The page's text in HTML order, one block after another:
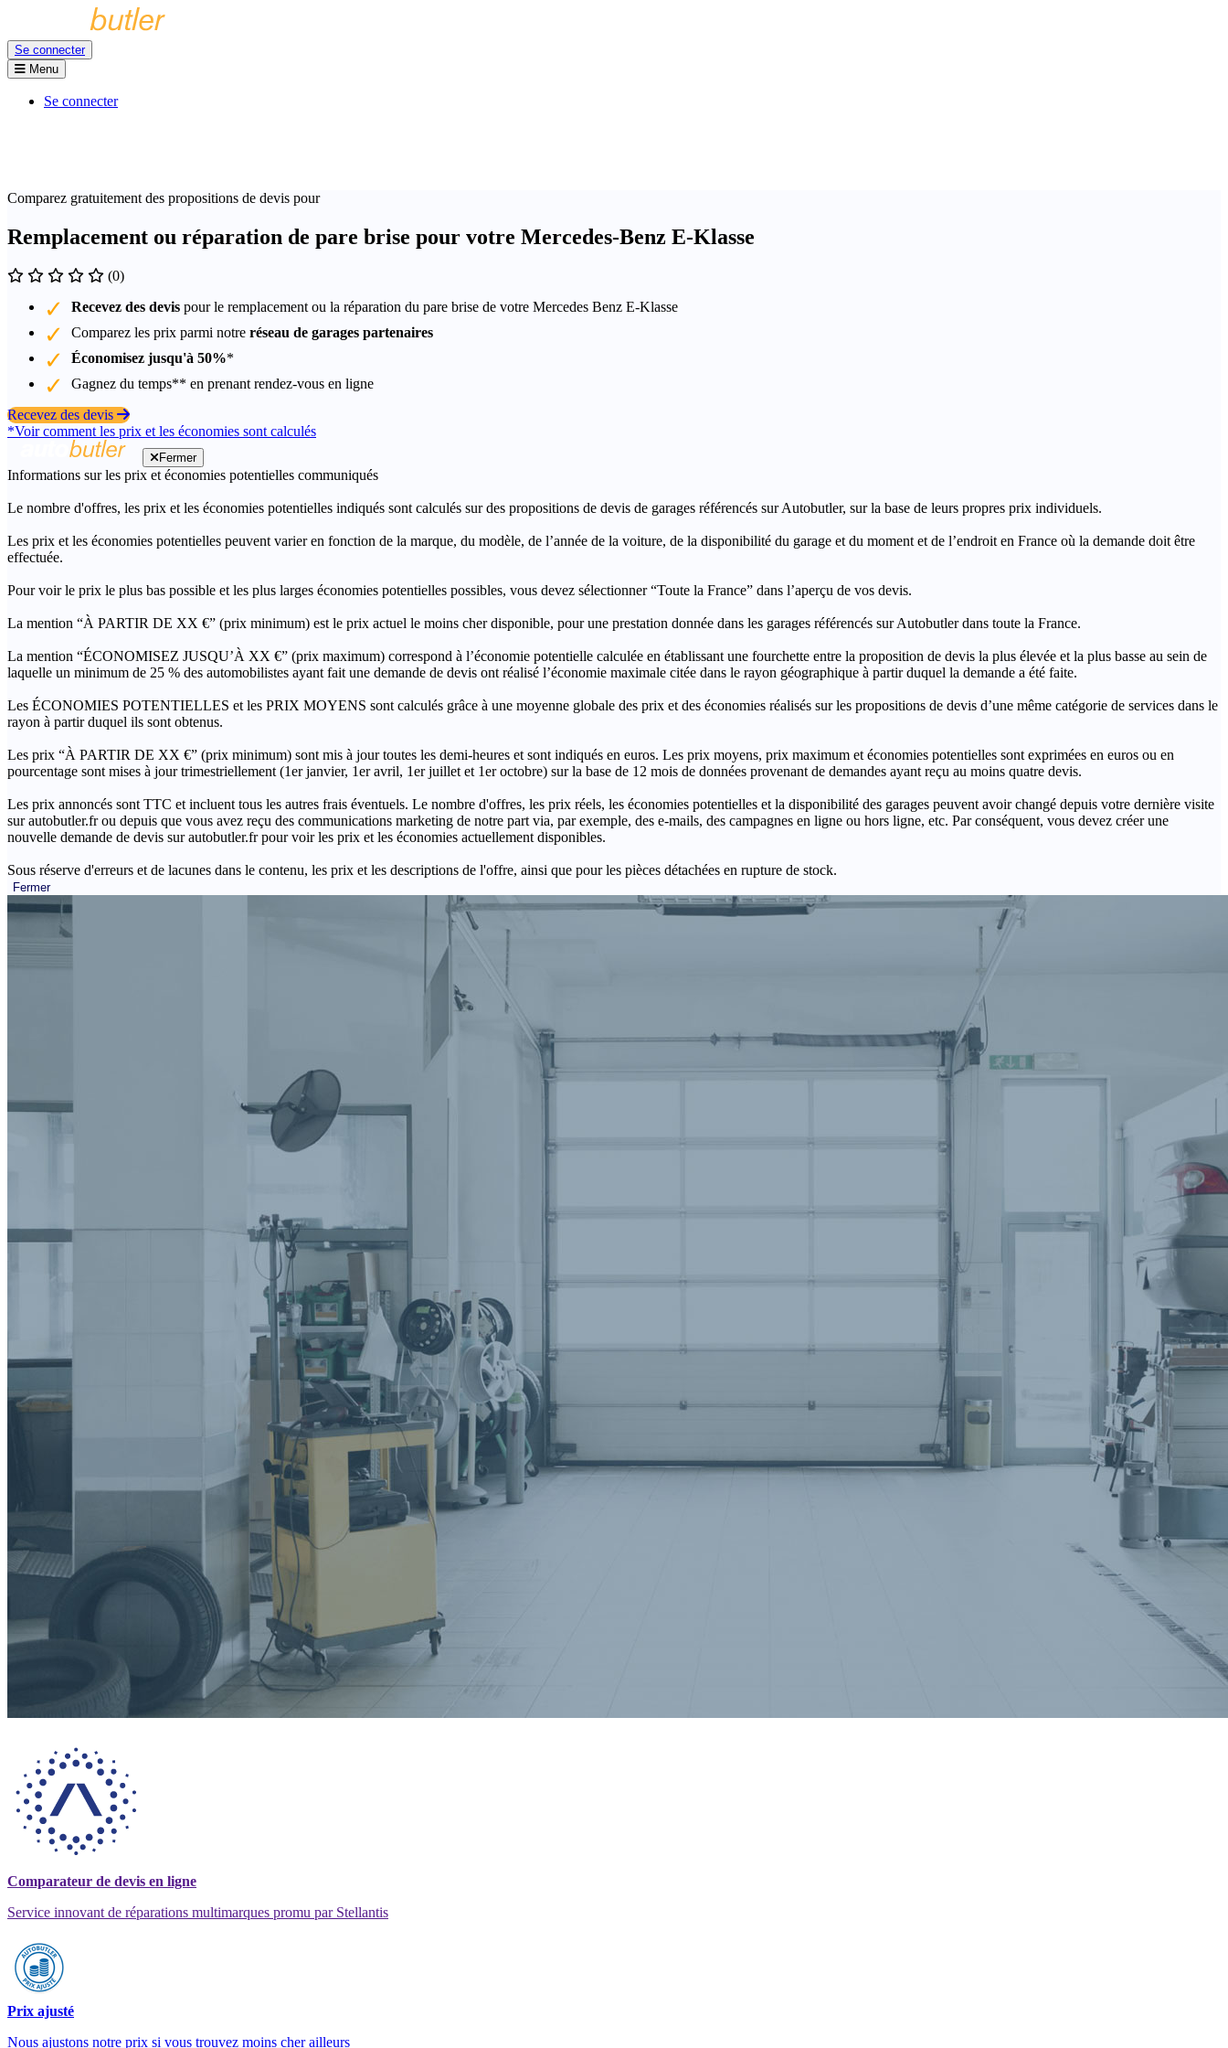
Se connecter
Menu
Se connecter
Comparez gratuitement des propositions de devis pour
Remplacement ou réparation de pare brise pour votre Mercedes-Benz E-Klasse
(0)
Recevez des devis pour le remplacement ou la réparation du pare brise de votre Mercedes Benz E-Klasse
Comparez les prix parmi notre réseau de garages partenaires
Économisez jusqu'à 50%*
Gagnez du temps** en prenant rendez-vous en ligne
Recevez des devis
*Voir comment les prix et les économies sont calculés
Fermer
Informations sur les prix et économies potentielles communiqués
Le nombre d'offres, les prix et les économies potentielles indiqués sont calculés sur des propositions de devis de garages référencés sur Autobutler, sur la base de leurs propres prix individuels.
Les prix et les économies potentielles peuvent varier en fonction de la marque, du modèle, de l’année de la voiture, de la disponibilité du garage et du moment et de l’endroit en France où la demande doit être
effectuée.
Pour voir le prix le plus bas possible et les plus larges économies potentielles possibles, vous devez sélectionner “Toute la France” dans l’aperçu de vos devis.
La mention “À PARTIR DE XX €” (prix minimum) est le prix actuel le moins cher disponible, pour une prestation donnée dans les garages référencés sur Autobutler dans toute la France.
La mention “ÉCONOMISEZ JUSQU’À XX €” (prix maximum) correspond à l’économie potentielle calculée en établissant une fourchette entre la proposition de devis la plus élevée et la plus basse au sein de
laquelle un minimum de 25 % des automobilistes ayant fait une demande de devis ont réalisé l’économie maximale citée dans le rayon géographique à partir duquel la demande a été faite.
Les ÉCONOMIES POTENTIELLES et les PRIX MOYENS sont calculés grâce à une moyenne globale des prix et des économies réalisés sur les propositions de devis d’une même catégorie de services dans le
rayon à partir duquel ils sont obtenus.
Les prix “À PARTIR DE XX €” (prix minimum) sont mis à jour toutes les demi-heures et sont indiqués en euros. Les prix moyens, prix maximum et économies potentielles sont exprimées en euros ou en
pourcentage sont mises à jour trimestriellement (1er janvier, 1er avril, 1er juillet et 1er octobre) sur la base de 12 mois de données provenant de demandes ayant reçu au moins quatre devis.
Les prix annoncés sont TTC et incluent tous les autres frais éventuels. Le nombre d'offres, les prix réels, les économies potentielles et la disponibilité des garages peuvent avoir changé depuis votre dernière visite
sur autobutler.fr ou depuis que vous avez reçu des communications marketing de notre part via, par exemple, des e-mails, des campagnes en ligne ou hors ligne, etc. Par conséquent, vous devez créer une
nouvelle demande de devis sur autobutler.fr pour voir les prix et les économies actuellement disponibles.
Sous réserve d'erreurs et de lacunes dans le contenu, les prix et les descriptions de l'offre, ainsi que pour les pièces détachées en rupture de stock.
Fermer
Comparateur de devis en ligne
Service innovant de réparations multimarques promu par Stellantis
Prix ajusté
Nous ajustons notre prix si vous trouvez moins cher ailleurs